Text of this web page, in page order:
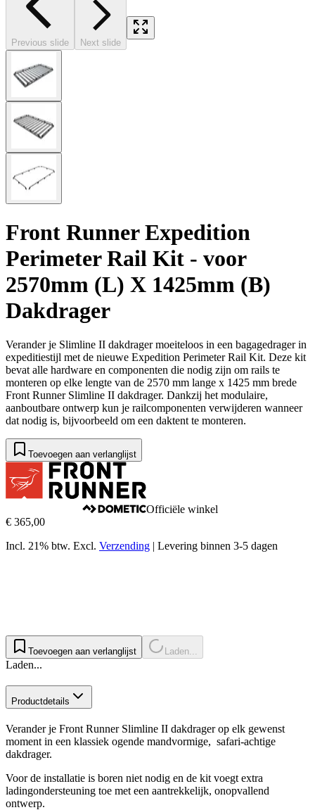
Previous slide Next slide
Front Runner Expedition
Perimeter Rail Kit - voor
2570mm (L) X 1425mm (B)
Dakdrager
Verander je Slimline II dakdrager moeiteloos in een bagagedrager in
expeditiestijl met de nieuwe Expedition Perimeter Rail Kit. Deze kit
bevat alle hardware en componenten die nodig zijn om rails te
monteren op elke lengte van de 2570 mm lange x 1425 mm brede
Front Runner Slimline II dakdrager. Dankzij het modulaire,
aanboutbare ontwerp kun je railcomponenten verwijderen wanneer
dat nodig is, bijvoorbeeld om een daktent te monteren.
Toevoegen aan verlanglijst
Officiële winkel
€ 365,00
Incl. 21% btw. Excl. Verzending | Levering binnen 3-5 dagen
Toevoegen aan verlanglijst Laden...
Laden...
Productdetails
Verander je Front Runner Slimline II dakdrager op elk gewenst
moment in een klassiek ogende mandvormige, safari-achtige
dakdrager.
Voor de installatie is boren niet nodig en de kit voegt extra
ladingondersteuning toe met een aantrekkelijk, onopvallend
ontwerp.